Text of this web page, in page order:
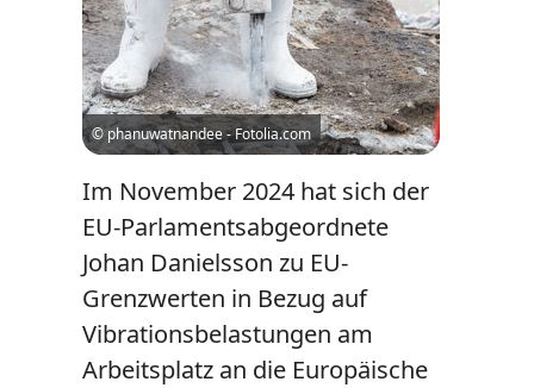
© phanuwatnandee - Fotolia.com
Im November 2024 hat sich der
EU-Parlamentsabgeordnete
Johan Danielsson zu EU-
Grenzwerten in Bezug auf
Vibrationsbelastungen am
Arbeitsplatz an die Europäische